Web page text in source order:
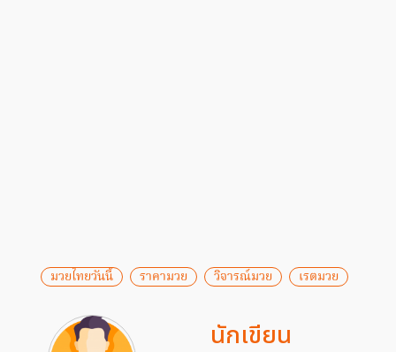
มวยไทยวันนี้ ราคามวย วิจารณ์มวย เรตมวย
นักเขียน